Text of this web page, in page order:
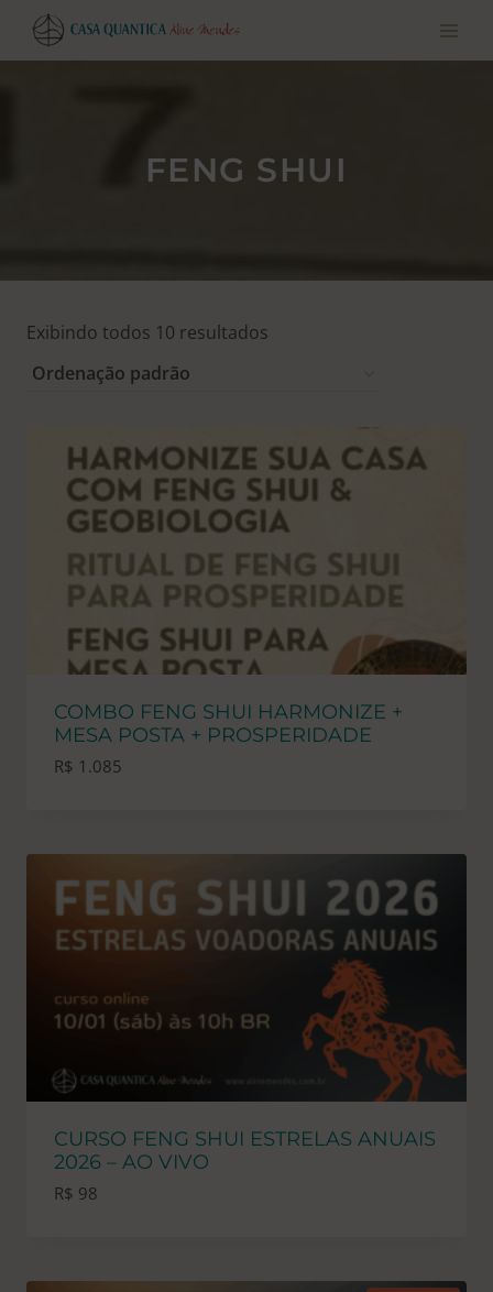
Pular
para
o
FENG SHUI
Exibindo todos 10 resultados
COMBO FENG SHUI HARMONIZE +
MESA POSTA + PROSPERIDADE
R$ 1.085
CURSO FENG SHUI ESTRELAS ANUAIS
2026 – AO VIVO
R$ 98